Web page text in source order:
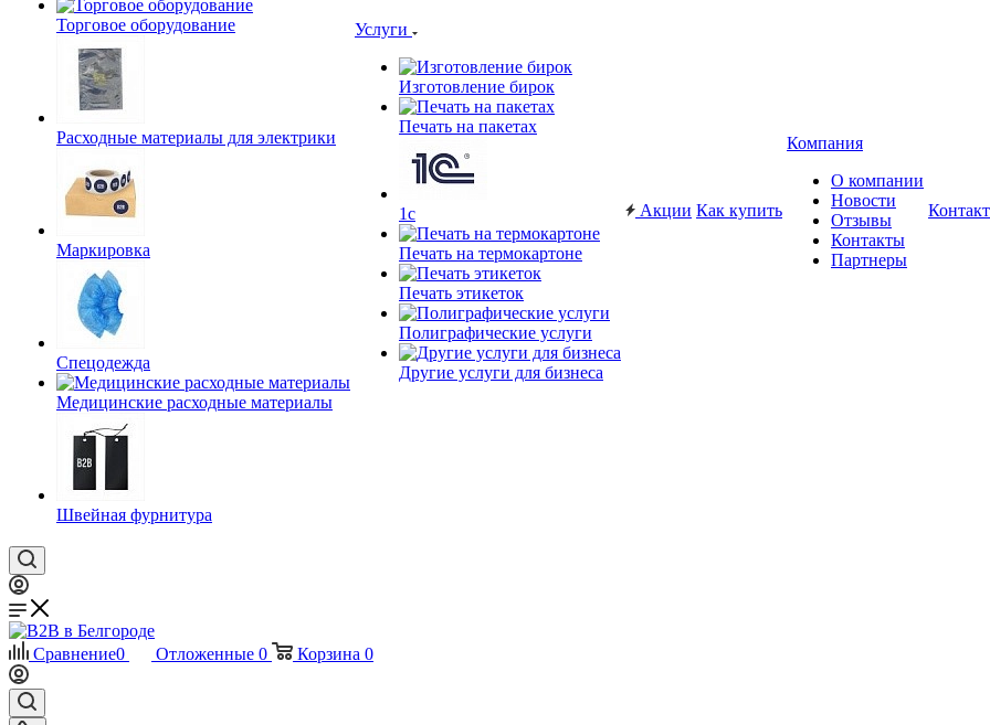
Торговое оборудование
Расходные материалы для электрики
Маркировка
Спецодежда
Медицинские расходные материалы
Швейная фурнитура
Услуги
Изготовление бирок
Печать на пакетах
1c
Печать на термокартоне
Печать этикеток
Полиграфические услуги
Другие услуги для бизнеса
Акции Как купить
Компания
О компании
Новости
Отзывы
Контакты
Партнеры
Сравнение0 Отложенные 0 Корзина 0